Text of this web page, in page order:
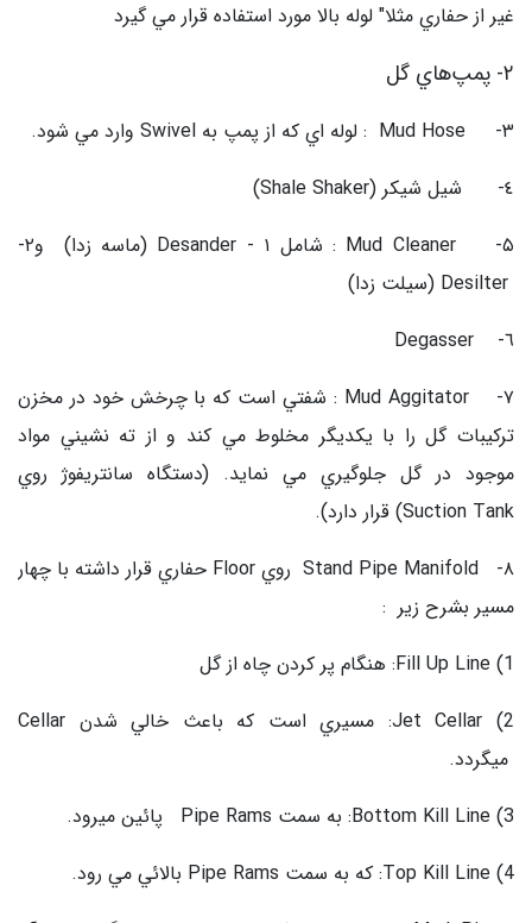
غير از حفاري مثلا" لوله بالا مورد استفاده قرار مي گيرد
۲- پمپ‌هاي گل
۳- Mud Hose : لوله اي كه از پمپ به Swivel وارد مي شود.
٤- شيل شيكر (Shale Shaker)
۵- Mud Cleaner : شامل ١ - Desander (ماسه زدا) و۲-
٦- Degasser
۷- Mud Aggitator : شفتي است كه با چرخش خود در مخزن
تركيبات گل را با يكديگر مخلوط مي كند و از ته نشيني مواد
موجود در گل جلوگيري مي نمايد. (دستگاه سانتريفوژ روي
Suction Tank) قرار دارد).
۸- Stand Pipe Manifold روي Floor حفاري قرار داشته با چهار
مسير بشرح زير :
1) Fill Up Line: هنگام پر كردن چاه از گل
2) Jet Cellar: مسيري است كه باعث خالي شدن Cellar
ميگردد.
3) Bottom Kill Line: به سمت Pipe Rams پائين ميرود.
4) Top Kill Line: كه به سمت Pipe Rams بالائي مي رود.